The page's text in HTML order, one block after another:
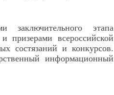
заключительного этапа
призерами всероссийской
состязаний и конкурсов.
информационный